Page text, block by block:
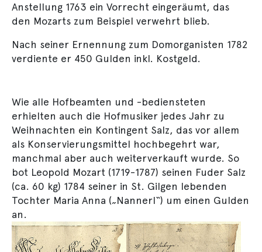
Anstellung 1763 ein Vorrecht eingeräumt, das
den Mozarts zum Beispiel verwehrt blieb.
Nach seiner Ernennung zum Domorganisten 1782
verdiente er 450 Gulden inkl. Kostgeld.
Wie alle Hofbeamten und -bediensteten
erhielten auch die Hofmusiker jedes Jahr zu
Weihnachten ein Kontingent Salz, das vor allem
als Konservierungsmittel hochbegehrt war,
manchmal aber auch weiterverkauft wurde. So
bot Leopold Mozart (1719-1787) seinen Fuder Salz
(ca. 60 kg) 1784 seiner in St. Gilgen lebenden
Tochter Maria Anna („Nannerl“) um einen Gulden
an.